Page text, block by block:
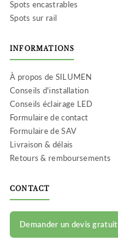
Spots encastrables
Spots sur rail
INFORMATIONS
À propos de SILUMEN
Conseils d'installation
Conseils éclairage LED
Formulaire de contact
Formulaire de SAV
Livraison & délais
Retours & remboursements
CONTACT
Demander un devis gratuit